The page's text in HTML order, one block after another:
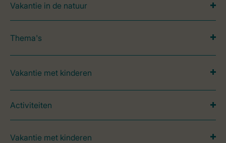
Vakantie in de natuur
Thema's
Vakantie met kinderen
Activiteiten
Vakantie met kinderen